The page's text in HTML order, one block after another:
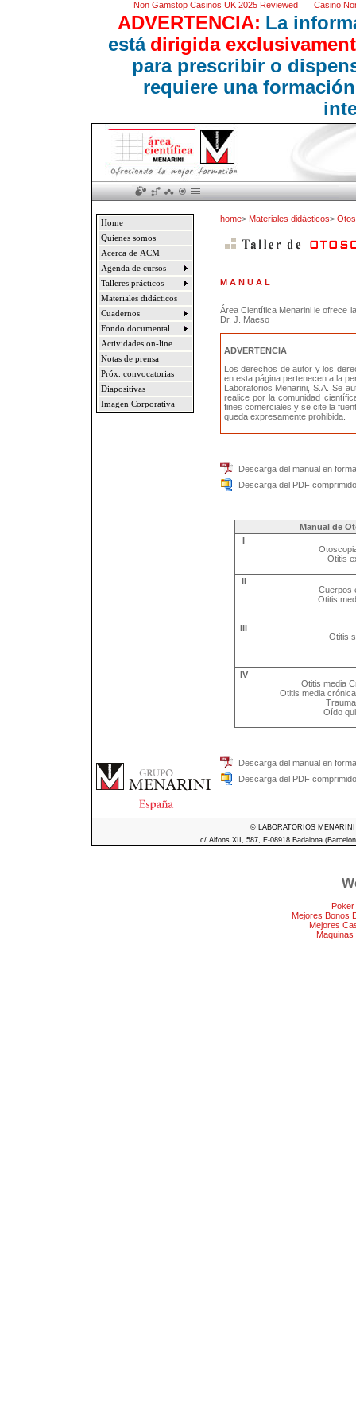
Non Gamstop Casinos UK 2025 Reviewed Casino
ADVERTENCIA: La
está dirigida
para prescribir o
requiere una
Home
Quienes somos
Acerca de ACM
Agenda de cursos
Talleres prácticos
Materiales didácticos
Cuadernos
Fondo documental
Actividades on-line
Notas de prensa
Próx. convocatorias
Diapositivas
Imagen Corporativa
home> Materiales didácticos>
M A N U A L
Área Científica Menarini le ofrece
Dr. J. Maeso
ADVERTENCIA
Los derechos de autor y los
en esta página pertenecen a la
Laboratorios Menarini, S.A. Se
realice por la comunidad
fines comerciales y se cite la
queda expresamente prohibida.
Descarga del manual en
Descarga del PDF
Manual de
I
Otitis
II
Cuerpos
Otitis
III
Otitis
IV
Otitis media
Otitis media
Oído
Descarga del manual en
Descarga del PDF
© LABORATORIOS
c/ Alfons XII, 587, E-08918 Badalona
Mejores Bonos
Mejores